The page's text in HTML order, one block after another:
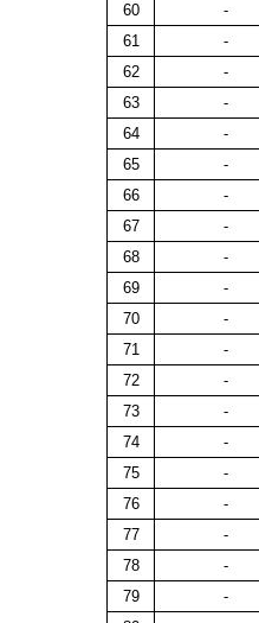
60
-
61
-
62
-
63
-
64
-
65
-
66
-
67
-
68
-
69
-
70
-
71
-
72
-
73
-
74
-
75
-
76
-
77
-
78
-
79
-